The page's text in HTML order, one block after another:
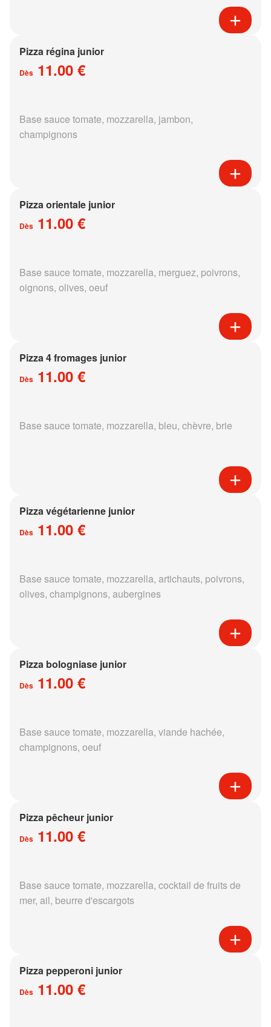
Pizza régina junior
Dès 11.00 €
Base sauce tomate, mozzarella, jambon,
champignons
Pizza orientale junior
Dès 11.00 €
Base sauce tomate, mozzarella, merguez, poivrons,
oignons, olives, oeuf
Pizza 4 fromages junior
Dès 11.00 €
Base sauce tomate, mozzarella, bleu, chèvre, brie
Pizza végétarienne junior
Dès 11.00 €
Base sauce tomate, mozzarella, artichauts, poivrons,
olives, champignons, aubergines
Pizza bologniase junior
Dès 11.00 €
Base sauce tomate, mozzarella, viande hachée,
champignons, oeuf
Pizza pêcheur junior
Dès 11.00 €
Base sauce tomate, mozzarella, cocktail de fruits de
mer, ail, beurre d'escargots
Pizza pepperoni junior
Dès 11.00 €